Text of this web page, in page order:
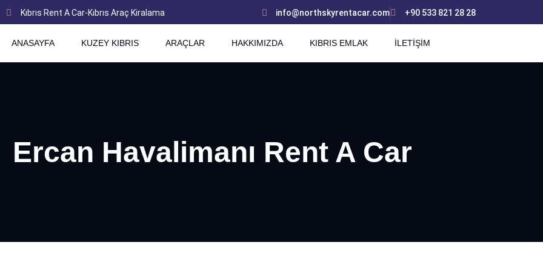
Kıbrıs Rent A Car-Kıbrıs Araç Kiralama info@northskyrentacar.com +90 533 821 28 28
ANASAYFA KUZEY KIBRIS ARAÇLAR HAKKIMIZDA KIBRIS EMLAK İLETİŞİM
Ercan Havalimanı Rent A Car